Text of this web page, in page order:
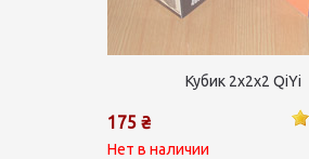
Кубик 2х2х2 QiYi
175 ₴
Нет в наличии